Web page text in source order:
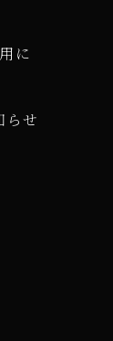
に
せ